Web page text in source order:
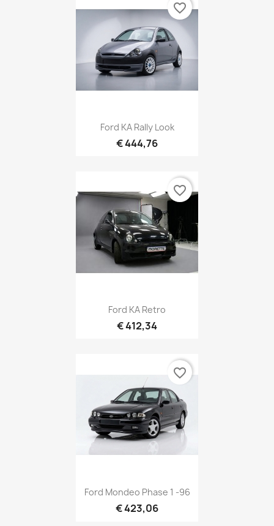
Ford KA Rally Look
€ 444,76
favorite_border
Ford KA Retro
€ 412,34
favorite_border
Ford Mondeo Phase 1 -96
€ 423,06
favorite_border